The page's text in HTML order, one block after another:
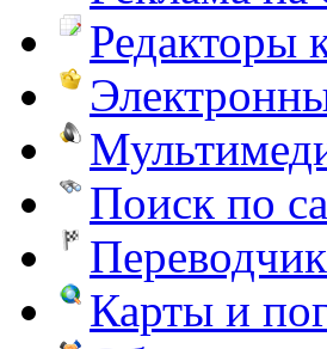
Редакторы
Поиск по
Карты и